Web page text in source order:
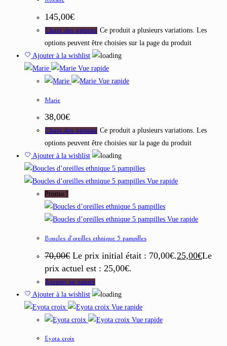
145,00€
Choix des options Ce produit a plusieurs variations. Les
options peuvent être choisies sur la page du produit
Ajouter à la wishlist
Vue rapide
Vue rapide
Marie
38,00€
Choix des options Ce produit a plusieurs variations. Les
options peuvent être choisies sur la page du produit
Ajouter à la wishlist
Vue rapide
Promo !
Vue rapide
Boucles d’oreilles ethnique 5 pampilles
70,00€ Le prix initial était : 70,00€.25,00€Le
prix actuel est : 25,00€.
Ajouter au panier
Ajouter à la wishlist
Vue rapide
Vue rapide
Eyota croix